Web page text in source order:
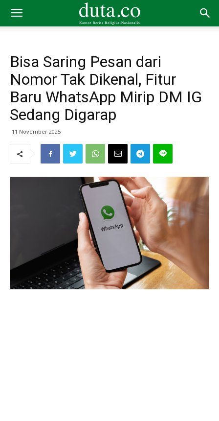
Bisa Saring Pesan dari
Nomor Tak Dikenal, Fitur
Baru WhatsApp Mirip DM IG
Sedang Digarap
11 November 2025